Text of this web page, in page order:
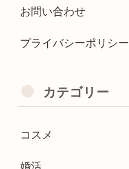
お問い合わせ
プライバシーポリシー
カテゴリー
コスメ